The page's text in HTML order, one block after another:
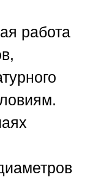
работа